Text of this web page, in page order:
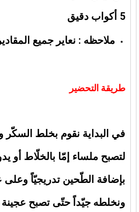
5 أكواب دقيق
ملاحظه : نعاير جميع
طريقة التحضير
في البداية نقوم بخلط السكّر
لتصبح ملساء إمّا بالخلّاط أو
بإضافة الطّحين تدريجيّاً
ونخلطه جيّداً حتّى تصبح